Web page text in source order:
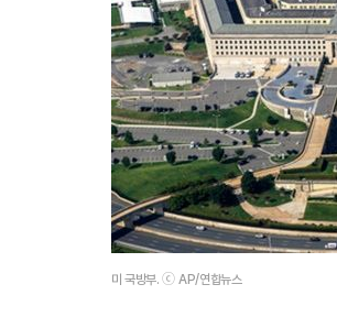
미 국방부. ⓒ AP/연합뉴스